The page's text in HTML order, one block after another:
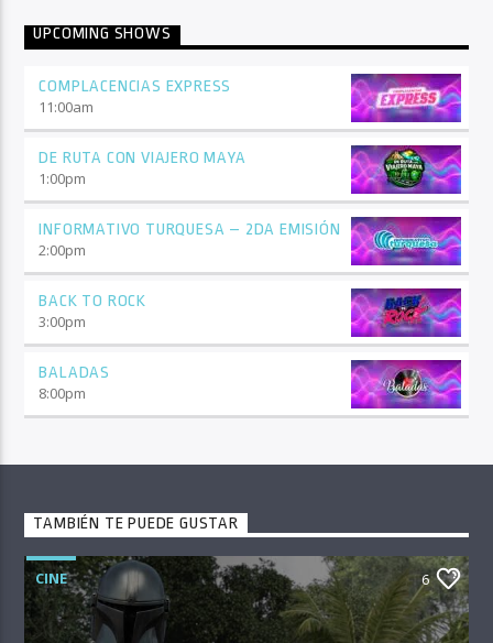
UPCOMING SHOWS
COMPLACENCIAS EXPRESS
11:00am
DE RUTA CON VIAJERO MAYA
1:00pm
INFORMATIVO TURQUESA – 2DA EMISIÓN
2:00pm
BACK TO ROCK
3:00pm
BALADAS
8:00pm
TAMBIÉN TE PUEDE GUSTAR
CINE 6